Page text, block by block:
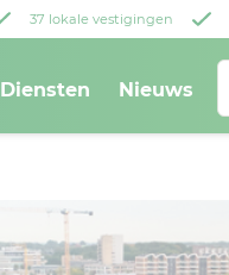
37 lokale vestigingen
Diensten Nieuws